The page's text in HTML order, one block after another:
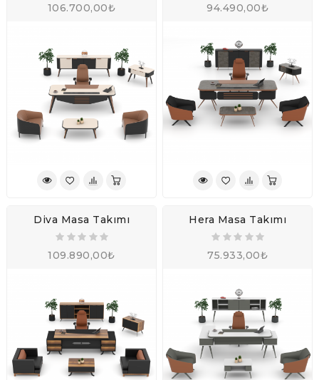
106.700,00₺ 94.490,00₺
Diva Masa Takımı
109.890,00₺
Hera Masa Takımı
75.933,00₺